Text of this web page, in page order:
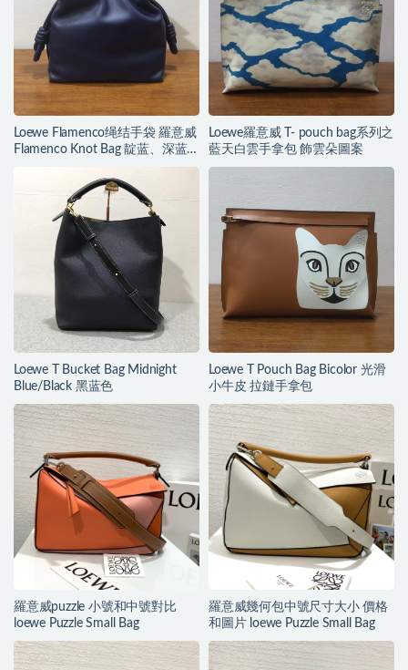
Loewe Flamenco绳结手袋 羅意威
Flamenco Knot Bag 靛蓝、深蓝
Loewe羅意威 T- pouch bag系列之
藍天白雲手拿包 飾雲朵圖案
Loewe T Bucket Bag Midnight
Blue/Black 黑蓝色
Loewe T Pouch Bag Bicolor 光滑
小牛皮 拉鏈手拿包
羅意威puzzle 小號和中號對比
loewe Puzzle Small Bag
羅意威幾何包中號尺寸大小 價格
和圖片 loewe Puzzle Small Bag